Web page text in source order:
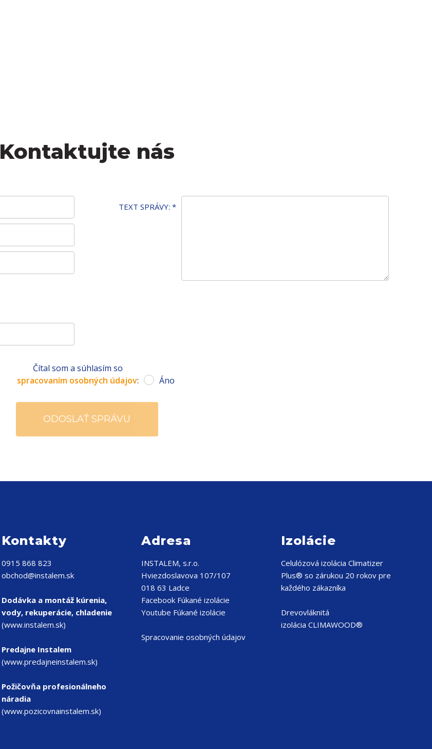
Kontaktujte nás
TEXT SPRÁVY: *
Čítal som a súhlasím so
spracovaním osobných údajov: Áno
Kontakty
0915 868 823
obchod@instalem.sk
Dodávka a montáž kúrenia,
vody, rekuperácie, chladenie
(www.instalem.sk)
Predajne Instalem
(www.predajneinstalem.sk)
Požičovňa profesionálneho
náradia
(www.pozicovnainstalem.sk)
Adresa
INSTALEM, s.r.o.
Hviezdoslavova 107/107
018 63 Ladce
Facebook Fúkané izolácie
Youtube Fúkané izolácie
Spracovanie osobných údajov
Izolácie
Celulózová izolácia Climatizer
Plus® so zárukou 20 rokov pre
každého zákazníka
Drevovláknitá
izolácia CLIMAWOOD®